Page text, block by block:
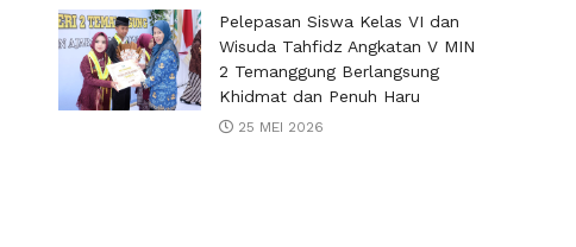
Pelepasan Siswa Kelas VI dan
Wisuda Tahfidz Angkatan V MIN
2 Temanggung Berlangsung
Khidmat dan Penuh Haru
25 MEI 2026